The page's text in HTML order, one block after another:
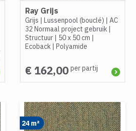
Ray Grijs
Grijs | Lussenpool (bouclé) | AC
32 Normaal project gebruik|
Structuur| 50 x 50 cm |
Ecoback| Polyamide
€ 162,00 per partij
24 m²